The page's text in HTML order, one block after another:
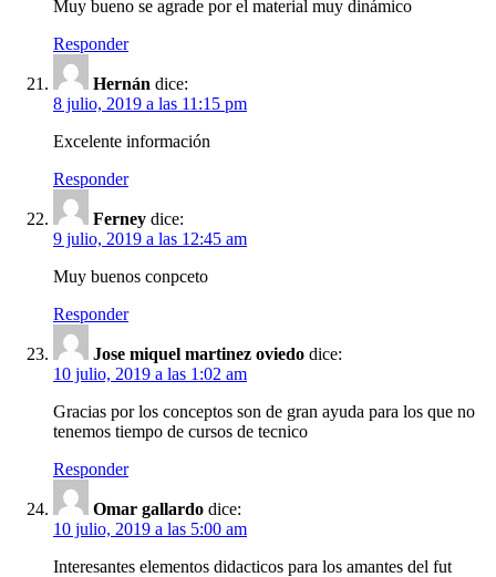
Muy bueno se agrade por el material muy dinámico
Responder
Hernán dice:
8 julio, 2019 a las 11:15 pm
Excelente información
Responder
Ferney dice:
9 julio, 2019 a las 12:45 am
Muy buenos conpceto
Responder
Jose miquel martinez oviedo dice:
10 julio, 2019 a las 1:02 am
Gracias por los conceptos son de gran ayuda para los que no
tenemos tiempo de cursos de tecnico
Responder
Omar gallardo dice:
10 julio, 2019 a las 5:00 am
Interesantes elementos didacticos para los amantes del fut